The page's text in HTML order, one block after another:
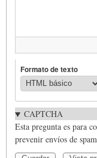
Formato de texto
CAPTCHA
Esta pregunta es para
prevenir envíos de